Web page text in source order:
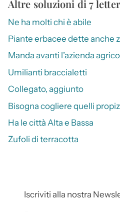
Altre soluzioni di 7
Ne ha molti chi è abile
Piante erbacee dette anche
Manda avanti l’azienda
Umilianti braccialetti
Collegato, aggiunto
Bisogna cogliere quelli
Ha le città Alta e Bassa
Zufoli di terracotta
Iscriviti alla nostra